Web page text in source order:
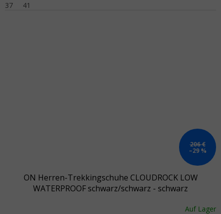
37
41
206 €
–29 %
ON Herren-Trekkingschuhe CLOUDROCK LOW
WATERPROOF schwarz/schwarz - schwarz
Auf Lager